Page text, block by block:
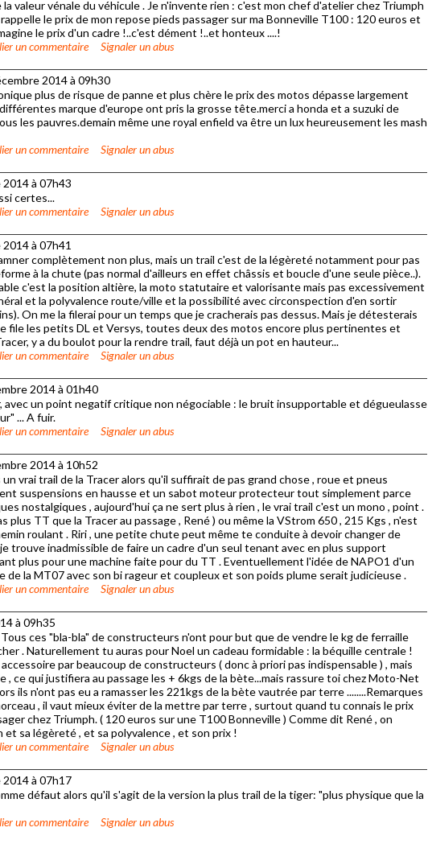
valeur vénale du véhicule . Je n'invente rien : c'est mon chef d'atelier chez Triumph
le prix de mon repose pieds passager sur ma Bonneville T100 : 120 euros et
le prix d'un cadre !..c'est dément !..et honteux ....!
un commentaire Signaler un abus
2014 à 09h30
plus de risque de panne et plus chère le prix des motos dépasse largement
marque d'europe ont pris la grosse tête.merci a honda et a suzuki de
les pauvres.demain même une royal enfield va être un lux heureusement les mash
un commentaire Signaler un abus
2014 à 07h43
certes...
un commentaire Signaler un abus
à 07h41
complètement non plus, mais un trail c'est de la légèreté notamment pour pas
à la chute (pas normal d'ailleurs en effet châssis et boucle d'une seule pièce..).
c'est la position altière, la moto statutaire et valorisante mais pas excessivement
et la polyvalence route/ville et la possibilité avec circonspection d'en sortir
On me la filerai pour un temps que je cracherais pas dessus. Mais je détesterais
file les petits DL et Versys, toutes deux des motos encore plus pertinentes et
y a du boulot pour la rendre trail, faut déjà un pot en hauteur...
un commentaire Signaler un abus
2014 à 01h40
avec un point negatif critique non négociable : le bruit insupportable et dégueulasse
... A fuir.
un commentaire Signaler un abus
2014 à 10h52
un vrai trail de la Tracer alors qu'il suffirait de pas grand chose , roue et pneus
suspensions en hausse et un sabot moteur protecteur tout simplement parce
nostalgiques , aujourd'hui ça ne sert plus à rien , le vrai trail c'est un mono , point .
plus TT que la Tracer au passage , René ) ou même la VStrom 650 , 215 Kgs , n'est
roulant . Riri , une petite chute peut même te conduite à devoir changer de
trouve inadmissible de faire un cadre d'un seul tenant avec en plus support
plus pour une machine faite pour du TT . Eventuellement l'idée de NAPO1 d'un
de la MT07 avec son bi rageur et coupleux et son poids plume serait judicieuse .
un commentaire Signaler un abus
à 09h35
ces "bla-bla" de constructeurs n'ont pour but que de vendre le kg de ferraille
. Naturellement tu auras pour Noel un cadeau formidable : la béquille centrale !
accessoire par beaucoup de constructeurs ( donc à priori pas indispensable ) , mais
, ce qui justifiera au passage les + 6kgs de la bète...mais rassure toi chez Moto-Net
ils n'ont pas eu a ramasser les 221kgs de la bète vautrée par terre ........Remarques
, il vaut mieux éviter de la mettre par terre , surtout quand tu connais le prix
chez Triumph. ( 120 euros sur une T100 Bonneville ) Comme dit René , on
sa légèreté , et sa polyvalence , et son prix !
un commentaire Signaler un abus
2014 à 07h17
défaut alors qu'il s'agit de la version la plus trail de la tiger: "plus physique que la
un commentaire Signaler un abus